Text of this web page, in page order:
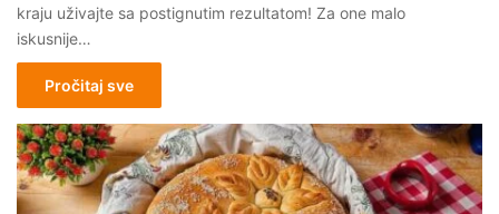
kraju uživajte sa postignutim rezultatom! Za one malo
iskusnije…
Pročitaj sve